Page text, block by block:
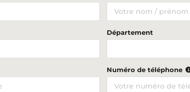
Département
Numéro de téléphone